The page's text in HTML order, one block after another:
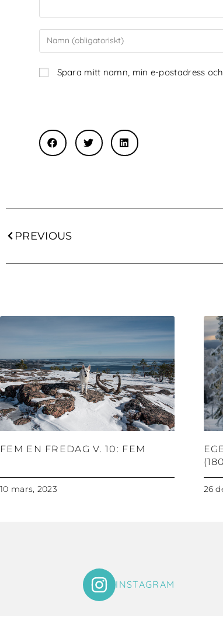
Spara mitt namn, min e-postadress
PREVIOUS
FEM EN FREDAG V. 10: FEM
10 mars, 2023 26
INSTAGRAM